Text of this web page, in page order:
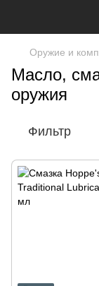
Оружие и
Масло,
оружия
Фильтр